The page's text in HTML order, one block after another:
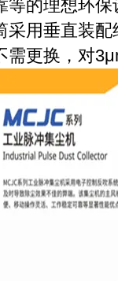
等的理想环
采用垂直装
需更换，对